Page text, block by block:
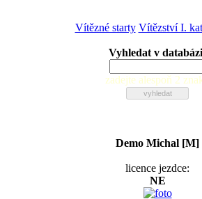
Vítězné starty Vítězství I.
Vyhledat v
zadejte alespoň 2
Demo Michal [M]
licence jezdce:
NE